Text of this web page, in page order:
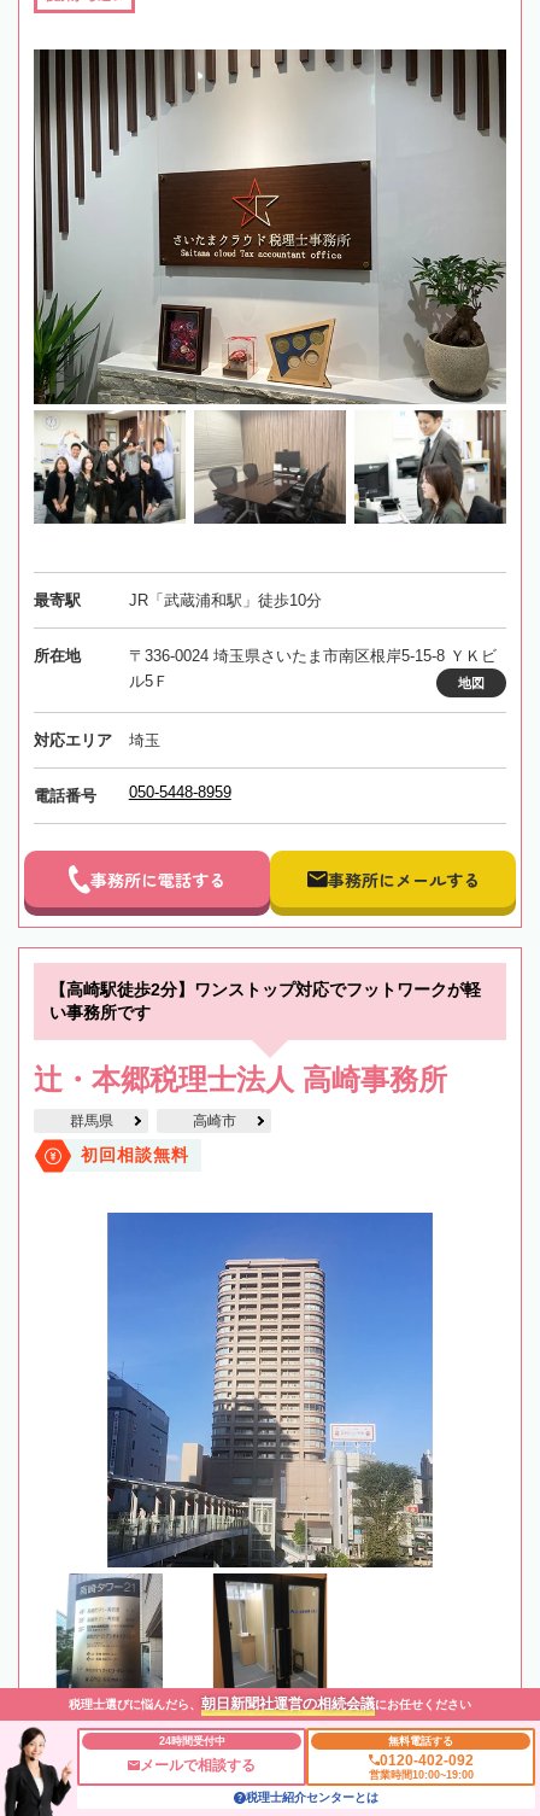
最寄駅 JR「武蔵浦和駅」徒歩10分
所在地
〒336-0024 埼玉県さいたま市南区根岸5-15-8 ＹＫビ
ル5Ｆ
地図
対応エリア 埼玉
電話番号 050-5448-8959
事務所に電話する 事務所にメールする
【高崎駅徒歩2分】ワンストップ対応でフットワークが軽
い事務所です
辻・本郷税理士法人 高崎事務所
群馬県 高崎市
初回相談無料
最寄駅 JR・上信電鉄「高崎駅」徒歩2分
税理士選びに悩んだら、 朝日新聞社運営の相続会議にお任せください
24時間受付中
メールで相談する
無料電話する
0120-402-092
営業時間10:00~19:00
税理士紹介センターとは